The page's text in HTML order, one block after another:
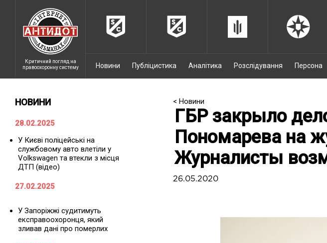
Критичний погляд на
правоохоронну систему
Новини Публіцистика Аналітика Розслідування Персона
НОВИНИ
28.02.2025
У Києві поліцейські на
службовому авто влетіли у
Volkswagen та втекли з місця
ДТП (відео)
27.02.2025
У Запоріжжі судитимуть
експравоохоронця, який
зливав дані про померлих
< Новини
ГБР закрыло
Пономарева на
Журналисты
26.05.2020